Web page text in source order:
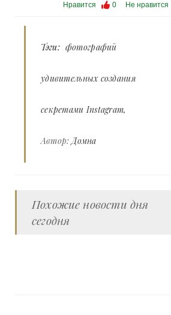
Нравится 0 Не нравится
Тэги: фотографий
удивительных создания
секретами Instagram
Автор:Домна
Похожие новости дня
сегодня